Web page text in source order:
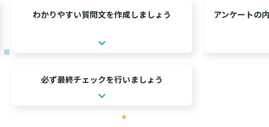
わかりやすい質問文を作成しましょう
アンケートの
必ず最終チェックを行いましょう